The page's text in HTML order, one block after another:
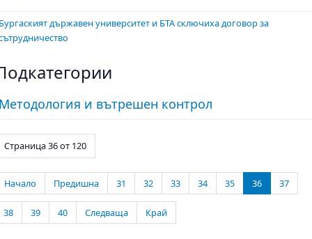
държавен университет и БТА сключиха договор за
и вътрешен контрол
Страница 36 от 120
Начало Предишна 31 32 33 34 35 36 37
38 39 40 Следваща Край